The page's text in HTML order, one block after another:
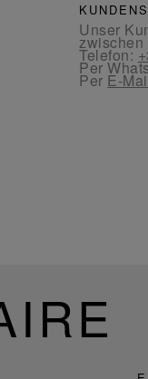
Unser
zwischen
Telefon:
Per
Per E-